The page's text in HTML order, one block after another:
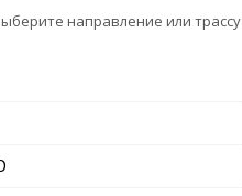
направление или трассу